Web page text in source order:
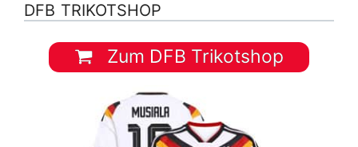
DFB TRIKOTSHOP
Zum DFB Trikotshop